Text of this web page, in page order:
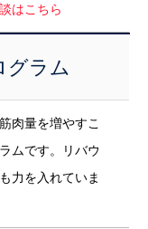
はこちら
グラム
肉量を増やすこ
ムです。リバウ
力を入れていま